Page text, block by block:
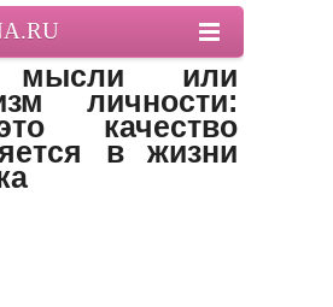
мысли или
личности:
качество
в жизни